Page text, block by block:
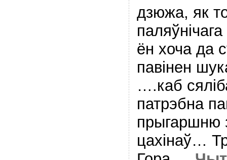
дзюжа, як
ён хоча да
павiнен
….каб
патрэбна
прыгаршню
цахiнаў…